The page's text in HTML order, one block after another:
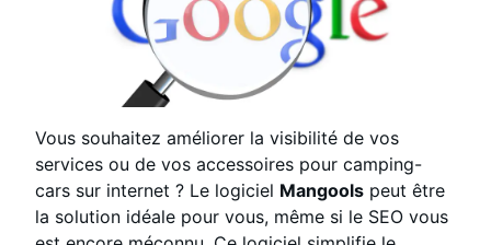
Vous souhaitez améliorer la visibilité de vos
services ou de vos accessoires pour camping-
cars sur internet ? Le logiciel Mangools peut être
la solution idéale pour vous, même si le SEO vous